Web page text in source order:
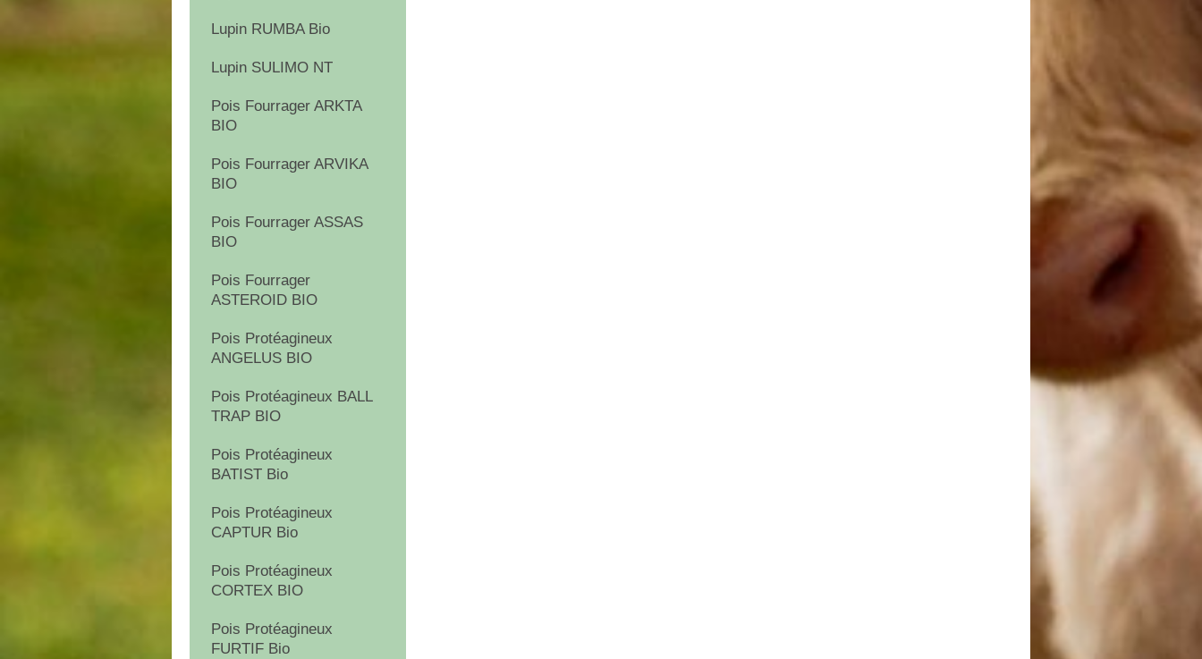
Lupin RUMBA Bio
Lupin SULIMO NT
Pois Fourrager ARKTA
BIO
Pois Fourrager ARVIKA
BIO
Pois Fourrager ASSAS
BIO
Pois Fourrager
ASTEROID BIO
Pois Protéagineux
ANGELUS BIO
Pois Protéagineux BALL
TRAP BIO
Pois Protéagineux
BATIST Bio
Pois Protéagineux
CAPTUR Bio
Pois Protéagineux
CORTEX BIO
Pois Protéagineux
FURTIF Bio